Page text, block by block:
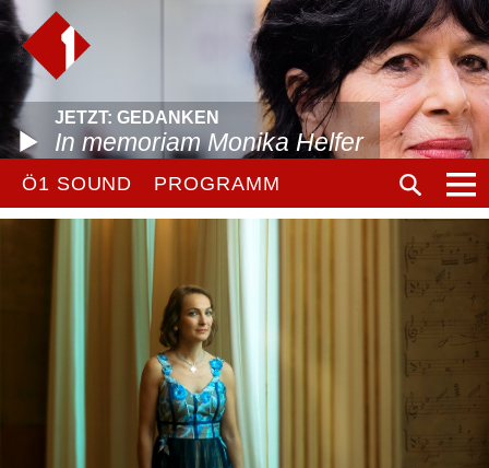
JETZT: GEDANKEN
In memoriam Monika Helfer
Ö1 SOUND PROGRAMM